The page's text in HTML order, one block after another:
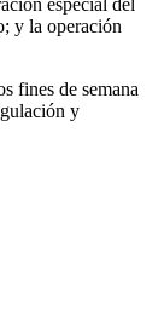
y la operación
fines de semana
y